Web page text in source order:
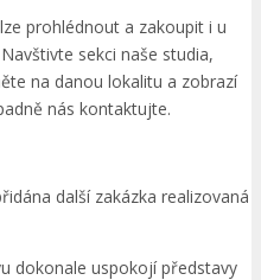
prohlédnout a zakoupit i u
sekci naše studia,
na danou lokalitu a zobrazí
nás kontaktujte.
další zakázka realizovaná
dokonale uspokojí představy